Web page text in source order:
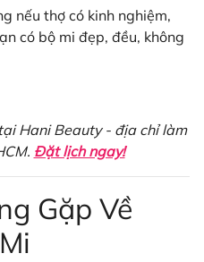
nếu thợ có kinh nghiệm,
có bộ mi đẹp, đều, không
Hani Beauty - địa chỉ làm
Đặt lịch ngay!
Gặp Về